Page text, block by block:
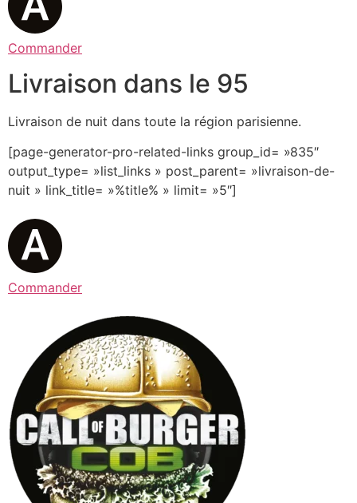
Commander
Livraison dans le 95
Livraison de nuit dans toute la région parisienne.
[page-generator-pro-related-links group_id= »835″
output_type= »list_links » post_parent= »livraison-de-
nuit » link_title= »%title% » limit= »5″]
Commander